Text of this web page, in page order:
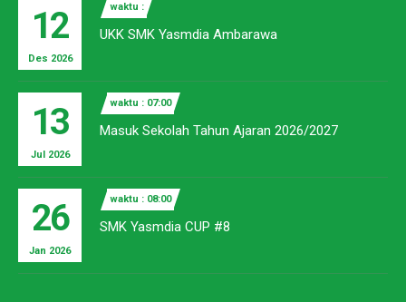
12
Des 2026
waktu :
UKK SMK Yasmdia Ambarawa
13
Jul 2026
waktu : 07:00
Masuk Sekolah Tahun Ajaran 2026/2027
26
Jan 2026
waktu : 08:00
SMK Yasmdia CUP #8